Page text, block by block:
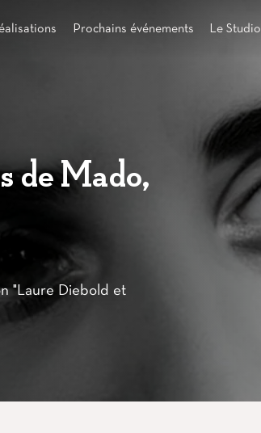
Prochains événements Le Studio
de Mado,
"Laure Diebold et